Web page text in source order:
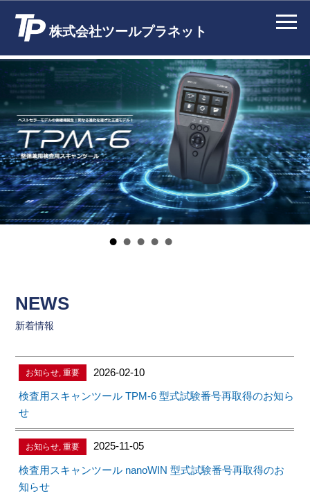
株式会社ツールプラネット
NEWS
新着情報
お知らせ,重要 2026-02-10
検査用スキャンツール TPM-6 型式試験番号再取得のお知ら
せ
お知らせ ,重要 2025-11-05
検査用スキャンツール nanoWIN 型式試験番号再取得のお
知らせ